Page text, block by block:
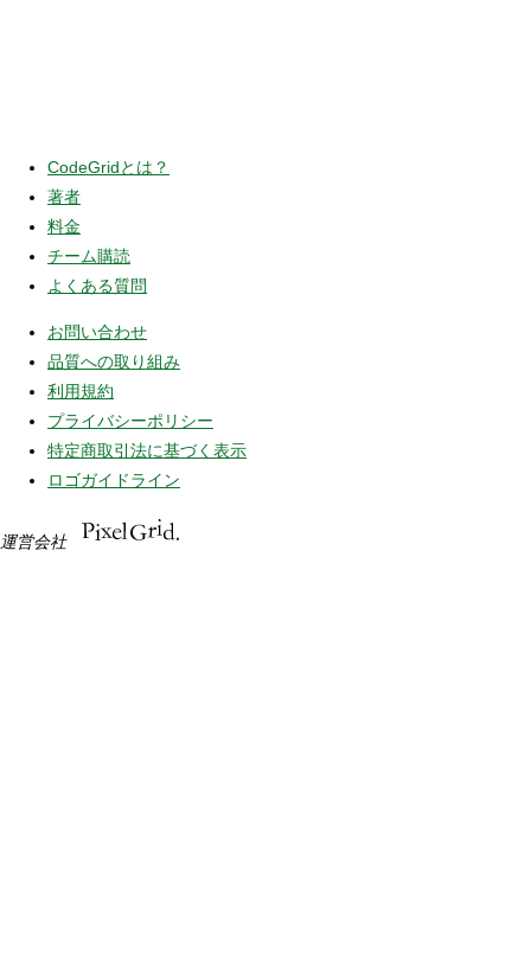
CodeGridとは？
著者
料金
チーム購読
よくある質問
お問い合わせ
品質への取り組み
利用規約
プライバシーポリシー
特定商取引法に基づく表示
ロゴガイドライン
運営会社